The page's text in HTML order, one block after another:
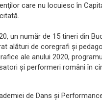
care nu locuiesc în
un număr de 15 tineri din
alături de coregrafi şi
ale anului 2020,
şi performeri români în
de Dans şi